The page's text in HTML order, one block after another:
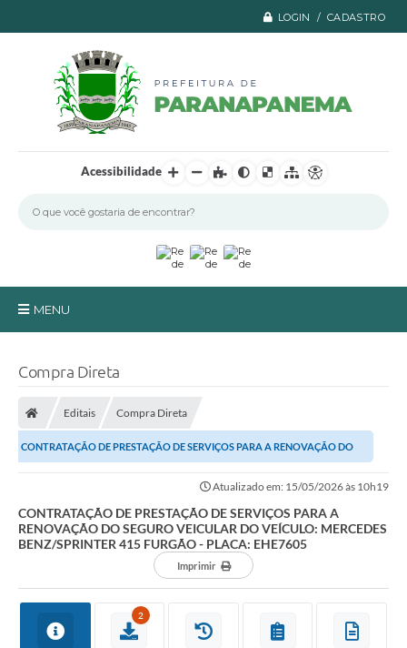
LOGIN / CADASTRO
Acessibilidade
MENU
Transparência
Fale Conosco
Compra Direta
Editais Compra Direta
CONTRATAÇÃO DE PRESTAÇÃO DE SERVIÇOS PARA A RENOVAÇÃO DO
SEGURO VEICULAR DO VEÍCULO: MERCEDES BENZ/SPRINTER...
Atualizado em: 15/05/2026 às 10h19
CONTRATAÇÃO DE PRESTAÇÃO DE SERVIÇOS PARA A
RENOVAÇÃO DO SEGURO VEICULAR DO VEÍCULO: MERCEDES
BENZ/SPRINTER 415 FURGÃO - PLACA: EHE7605
Imprimir
2